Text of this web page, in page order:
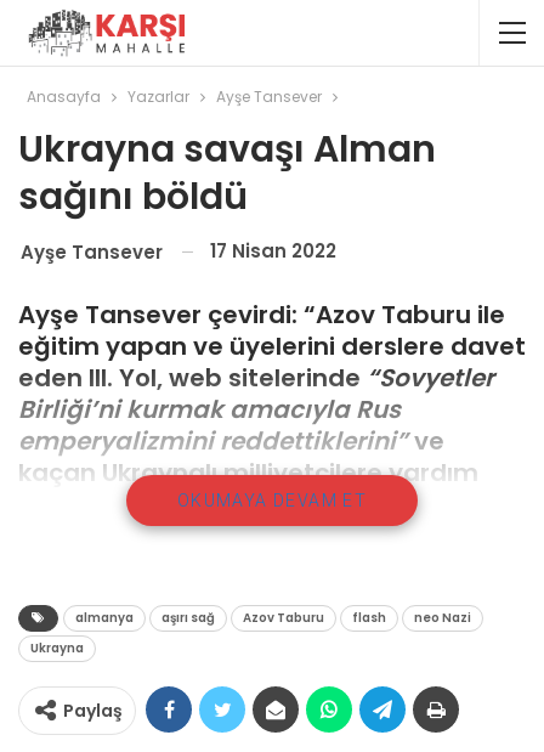
Anasayfa Yazarlar Ayşe Tansever
Ukrayna savaşı Alman
sağını böldü
Ayşe Tansever 17 Nisan 2022
Ayşe Tansever çevirdi: “Azov Taburu ile
eğitim yapan ve üyelerini derslere davet
eden III. Yol, web sitelerinde “Sovyetler
Birliği’ni kurmak amacıyla Rus
emperyalizmini reddettiklerini”ve
kaçan Ukraynalı milliyetçilere yardım
etmek için kampanyalar başlattıklarını
yazıyorlar.”
OKUMAYA DEVAM ET
almanya aşırı sağ Azov Taburu flash
neo Nazi
Ukrayna
Paylaş